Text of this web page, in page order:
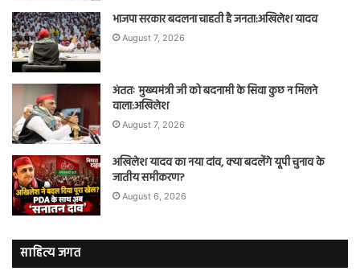
भाजपा सरकार बदलना चाहती है जनता:अखिलेश यादव
August 7, 2026
अंततः मुख्यमंत्री जी को बदनामी के सिवा कुछ न मिलने
वाला:अखिलेश
August 7, 2026
अखिलेश यादव का नया दांव, क्या बदलेंगे यूपी चुनाव के
जातीय समीकरण?
August 6, 2026
साहित्य जगत